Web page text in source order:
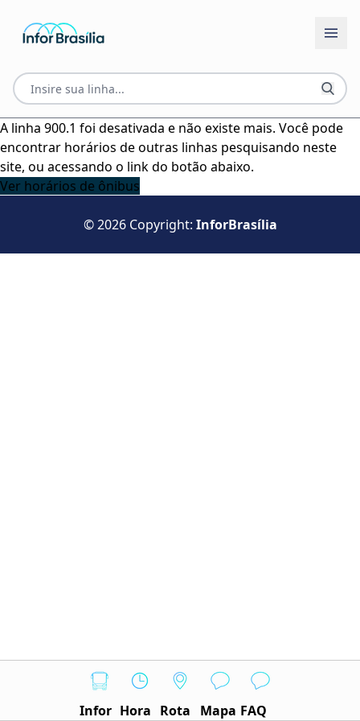
Infor Hora Rota Mapa FAQ
A linha 900.1 foi desativada e não existe mais. Você pode
encontrar horários de outras linhas pesquisando neste
site, ou acessando o link do botão abaixo.
Ver horários de ônibus
© 2026 Copyright: InforBrasília